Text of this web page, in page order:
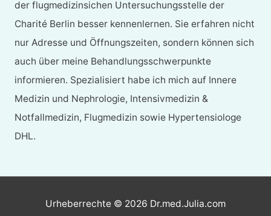
der flugmedizinsichen Untersuchungsstelle der
Charité Berlin besser kennenlernen. Sie erfahren nicht
nur Adresse und Öffnungszeiten, sondern können sich
auch über meine Behandlungsschwerpunkte
informieren. Spezialisiert habe ich mich auf Innere
Medizin und Nephrologie, Intensivmedizin &
Notfallmedizin, Flugmedizin sowie Hypertensiologe
DHL.
Urheberrechte © 2026 Dr.med.Julia.com